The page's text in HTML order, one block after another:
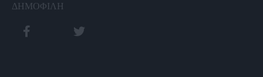
ΔΗΜΟΦΙΛΗ